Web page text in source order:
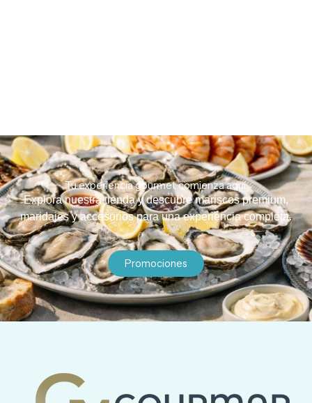
Tu experiencia gourmet comienza aquí.
Explora nuestra tienda y descubre mariscos premium,
maridajes y accesorios para una experiencia completa.
Promociones